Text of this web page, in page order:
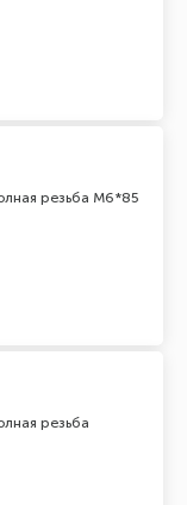
резьба М6*85
резьба